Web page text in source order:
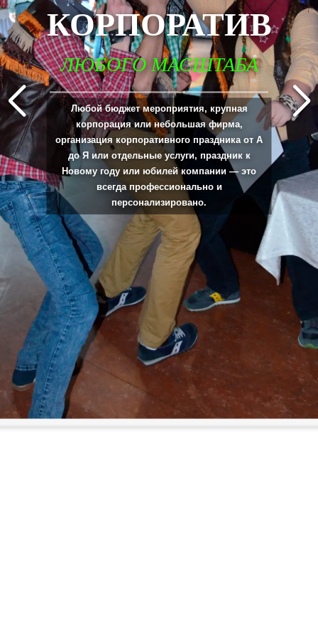
КОРПОРАТИВ
ЛЮБОГО МАСШТАБА
_____________________________________________________________________________
Любой бюджет мероприятия, крупная
корпорация или небольшая фирма,
организация корпоративного праздника от А
до Я или отдельные услуги, праздник к
Новому году или юбилей компании — это
всегда профессионально и
персонализировано.